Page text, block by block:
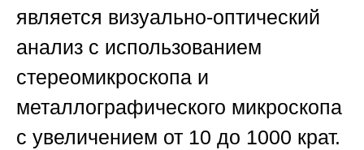
является визуально-оптический
анализ с использованием
стереомикроскопа и
металлографического микроскопа
с увеличением от 10 до 1000 крат.